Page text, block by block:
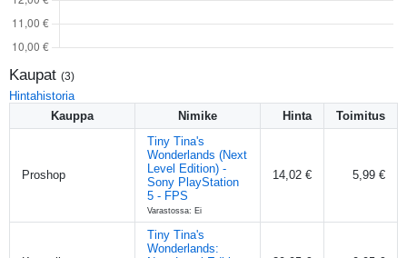
Kaupat (3)
Hintahistoria
Kauppa
Nimike Hinta Toimitus
Proshop
Tiny Tina's
Wonderlands (Next
Level Edition) -
Sony PlayStation
5 - FPS
Varastossa: Ei
14,02 € 5,99 €
Tiny Tina's
Wonderlands: